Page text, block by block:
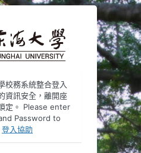
https://
校務系統整合登入
資訊安全，離開座
定。 Please enter
Password to
登入協助